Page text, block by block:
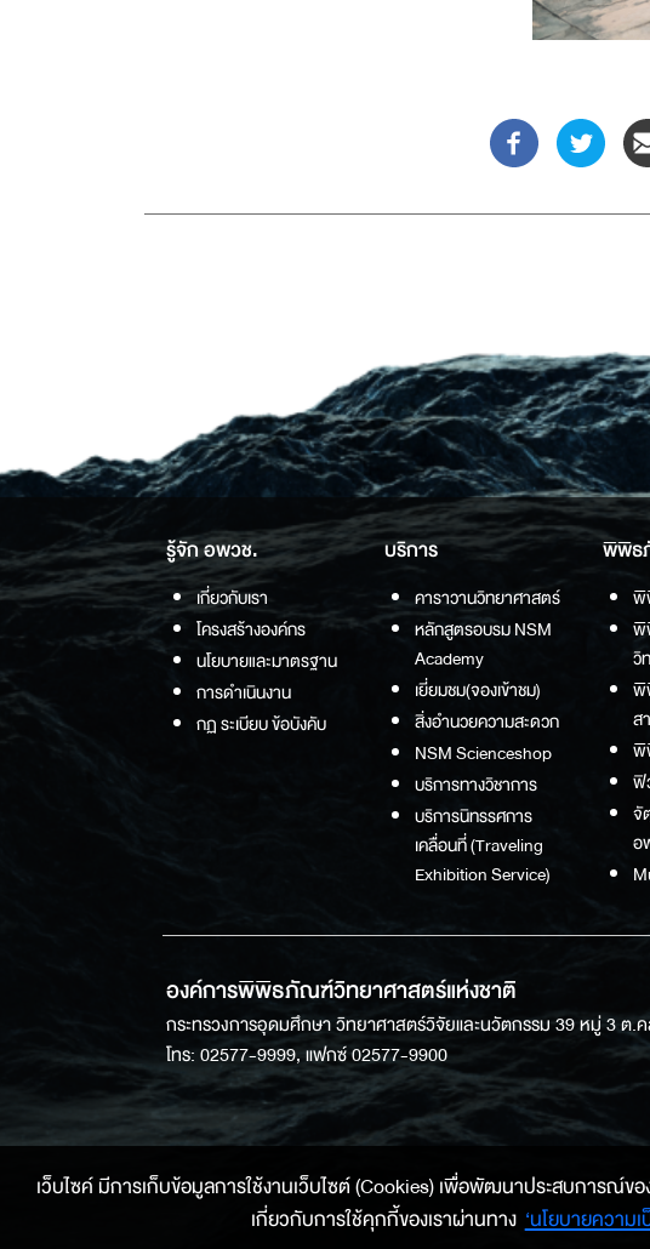
รู้จัก อพวช.
เกี่ยวกับเรา
โครงสร้างองค์กร
นโยบายและมาตรฐาน
การดำเนินงาน
กฏ ระเบียบ ข้อบังคับ
บริการ
คาราวานวิทยาศาสตร์
หลักสูตรอบรม NSM
Academy
เยี่ยมชม(จองเข้าชม)
สิ่งอำนวยความสะดวก
NSM Scienceshop
บริการทางวิชาการ
บริการนิทรรศการ
เคลื่อนที่ (Traveling
Exhibition Service)
พิพิ
พิ
พิ
วิ
พิ
ส
พิ
ฟิ
จั
อ
องค์การพิพิธภัณฑ์วิทยาศาสตร์แห่งชาติ
กระทรวงการอุดมศึกษา วิทยาศาสตร์วิจัยและนวัตกรรม 39 หมู่ 3 ต
โทร: 02577-9999, แฟกซ์ 02577-9900
เว็บไซค์ มีการเก็บข้อมูลการใช้งานเว็บไซต์ (Cookies) เพื่อพัฒนาประสบการณ์ข
เกี่ยวกับการใช้คุกกี้ของเราผ่านทาง ‘นโยบายความ